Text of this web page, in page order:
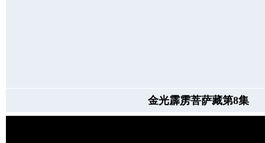
金光霹雳菩萨藏第8集